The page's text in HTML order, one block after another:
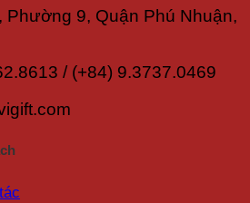
Phường 9, Quận Phú Nhuận,
/ (+84) 9.3737.0469